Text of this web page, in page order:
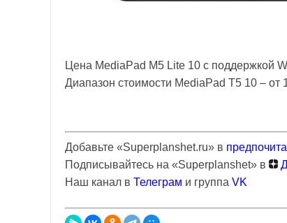
Цена MediaPad M5 Lite 10 с поддержкой
Диапазон стоимости MediaPad T5 10 – от
Добавьте «Superplanshet.ru» в
Подписывайтесь на «Superplanshet» в
Наш канал в Телеграм и группа VK